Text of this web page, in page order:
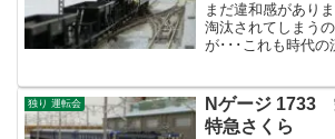
まだ違和感があり
淘汰されてしまう
が･･･これも時代の
独り 運転会
Nゲージ 1733
特急さくら